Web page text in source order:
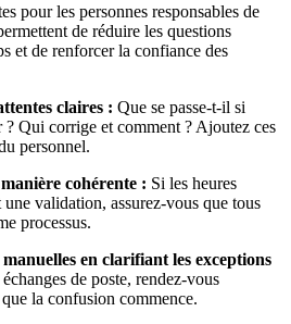
pour les personnes responsables de
de réduire les questions
et de renforcer la confiance des
claires : Que se passe-t-il si
Qui corrige et comment ? Ajoutez ces
personnel.
cohérente : Si les heures
une validation, assurez-vous que tous
processus.
en clarifiant les exceptions
de poste, rendez-vous
la confusion commence.